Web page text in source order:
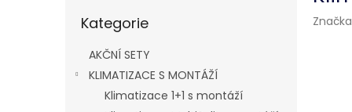
kategorie
Kategorie
AKČNÍ SETY
KLIMATIZACE S MONTÁŽÍ
Klimatizace 1+1 s montáží